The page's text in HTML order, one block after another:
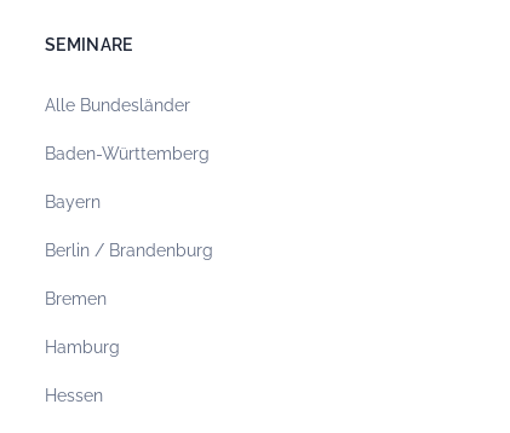
SEMINARE
Alle Bundesländer
Baden-Württemberg
Bayern
Berlin / Brandenburg
Bremen
Hamburg
Hessen